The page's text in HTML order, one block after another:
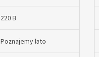
220 B
Poznajemy lato